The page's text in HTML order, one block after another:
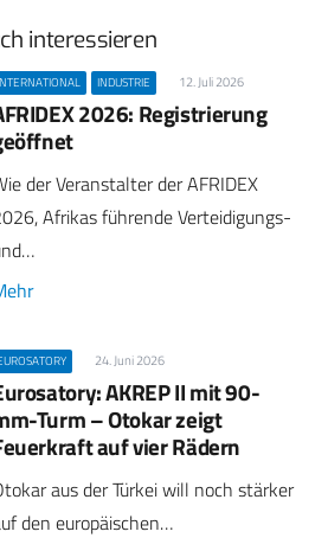
interessieren
INDUSTRIE 12. Juli 2026
2026: Registrierung
der Veranstalter der AFRIDEX
Afrikas führende Verteidigungs-
24. Juni 2026
AKREP II mit 90-
Turm – Otokar zeigt
auf vier Rädern
aus der Türkei will noch stärker
den europäischen…